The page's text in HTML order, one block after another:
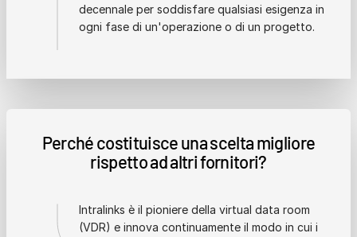
decennale per soddisfare qualsiasi esigenza in
ogni fase di un'operazione o di un progetto.
Perché costituisce una scelta migliore
rispetto ad altri fornitori?
Intralinks è il pioniere della virtual data room
(VDR) e innova continuamente il modo in cui i